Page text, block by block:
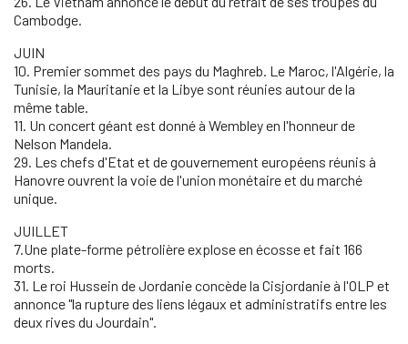
Cambodge.
JUIN
10. Premier sommet des pays du Maghreb. Le Maroc, l'Algérie, la
Tunisie, la Mauritanie et la Libye sont réunies autour de la
même table.
11. Un concert géant est donné à Wembley en l'honneur de
Nelson Mandela.
29. Les chefs d'Etat et de gouvernement européens réunis à
Hanovre ouvrent la voie de l'union monétaire et du marché
unique.
JUILLET
7.Une plate-forme pétrolière explose en écosse et fait 166
morts.
31. Le roi Hussein de Jordanie concède la Cisjordanie à l'OLP et
annonce "la rupture des liens légaux et administratifs entre les
deux rives du Jourdain".